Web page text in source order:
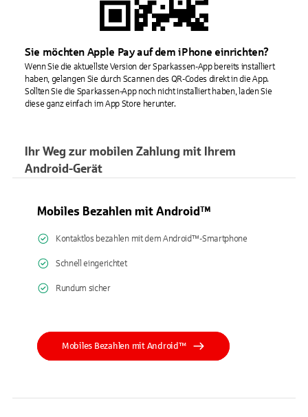
Sie möchten Apple Pay auf dem iPhone einrichten?
Wenn Sie die aktuellste Version der Sparkassen-App bereits installiert
haben, gelangen Sie durch Scannen des QR-Codes direkt in die App.
Sollten Sie die Sparkassen-App noch nicht installiert haben, laden Sie
diese ganz einfach im App Store herunter.
Ihr Weg zur mobilen Zahlung mit Ihrem
Android-Gerät
Mobiles Bezahlen mit Android™
Kontaktlos bezahlen mit dem Android™-Smartphone
Schnell eingerichtet
Rundum sicher
Mobiles Bezahlen mit Android™